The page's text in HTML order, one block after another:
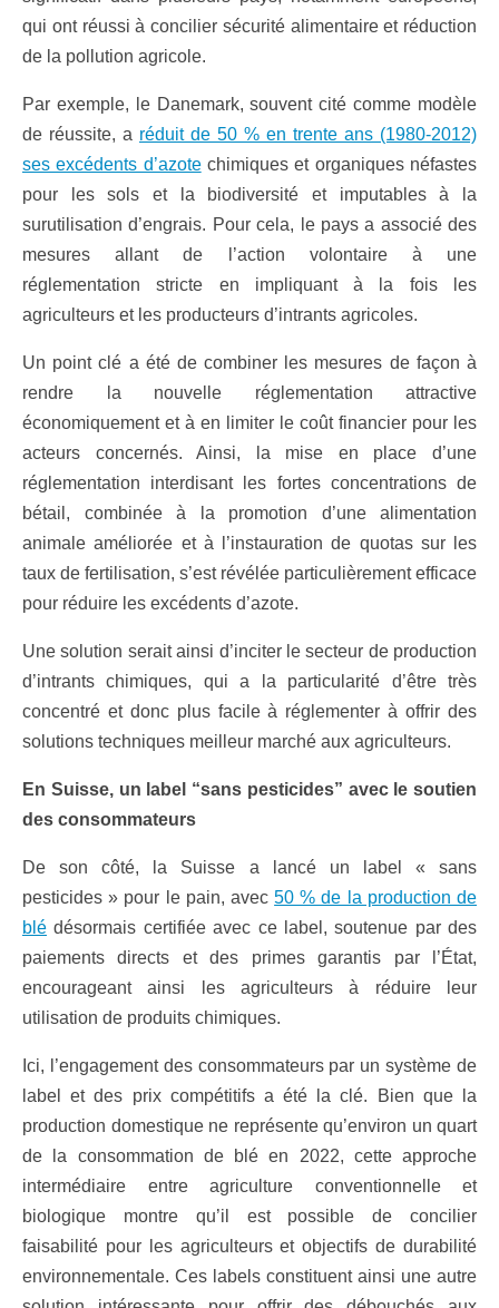
qui ont réussi à concilier sécurité alimentaire et réduction
de la pollution agricole.
Par exemple, le Danemark, souvent cité comme modèle
de réussite, a réduit de 50 % en trente ans (1980-2012)
ses excédents d’azotechimiques et organiques néfastes
pour les sols et la biodiversité et imputables à la
surutilisation d’engrais. Pour cela, le pays a associé des
mesures allant de l’action volontaire à une
réglementation stricte en impliquant à la fois les
agriculteurs et les producteurs d’intrants agricoles.
Un point clé a été de combiner les mesures de façon à
rendre la nouvelle réglementation attractive
économiquement et à en limiter le coût financier pour les
acteurs concernés. Ainsi, la mise en place d’une
réglementation interdisant les fortes concentrations de
bétail, combinée à la promotion d’une alimentation
animale améliorée et à l’instauration de quotas sur les
taux de fertilisation, s’est révélée particulièrement efficace
pour réduire les excédents d’azote.
Une solution serait ainsi d’inciter le secteur de production
d’intrants chimiques, qui a la particularité d’être très
concentré et donc plus facile à réglementer à offrir des
solutions techniques meilleur marché aux agriculteurs.
En Suisse, un label “sans pesticides” avec le soutien
des consommateurs
De son côté, la Suisse a lancé un label « sans
pesticides » pour le pain, avec50 % de la production de
blé désormais certifiée avec ce label, soutenue par des
paiements directs et des primes garantis par l’État,
encourageant ainsi les agriculteurs à réduire leur
utilisation de produits chimiques.
Ici, l’engagement des consommateurs par un système de
label et des prix compétitifs a été la clé. Bien que la
production domestique ne représente qu’environ un quart
de la consommation de blé en 2022, cette approche
intermédiaire entre agriculture conventionnelle et
biologique montre qu’il est possible de concilier
faisabilité pour les agriculteurs et objectifs de durabilité
environnementale. Ces labels constituent ainsi une autre